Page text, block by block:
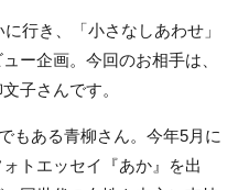
行き、「小さなしあわせ」
ー企画。今回のお相手は、
子さんです。
もある青柳さん。今年5月に
トエッセイ『あか』を出